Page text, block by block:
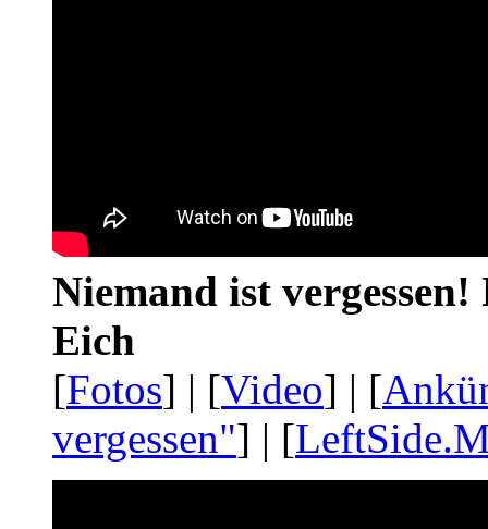
Niemand ist
Eich
[Fotos] | [Video] | [
vergessen"] | [